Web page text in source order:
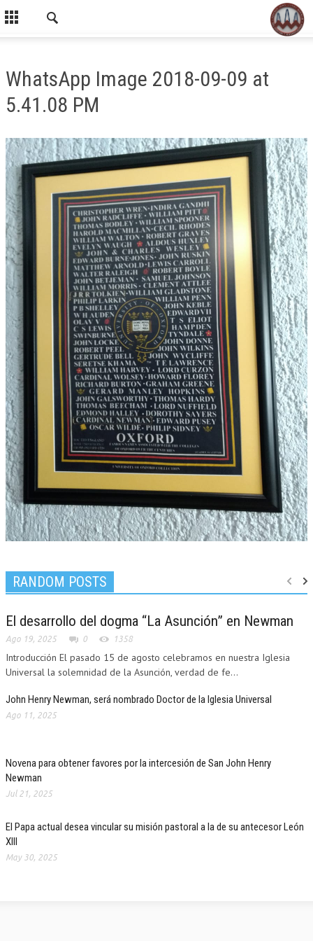
WhatsApp Image 2018-09-09 at
5.41.08 PM
RANDOM POSTS
El desarrollo del dogma “La Asunción” en Newman
Ago 19, 2025 0 1358
Introducción El pasado 15 de agosto celebramos en nuestra Iglesia
Universal la solemnidad de la Asunción, verdad de fe...
John Henry Newman, será nombrado Doctor de la Iglesia Universal
Ago 11, 2025
Novena para obtener favores por la intercesión de San John Henry
Newman
Jul 21, 2025
El Papa actual desea vincular su misión pastoral a la de su antecesor León
XIII
May 30, 2025